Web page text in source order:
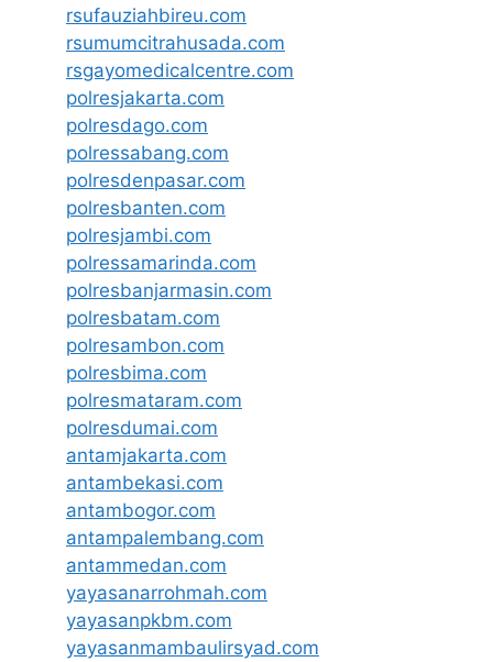
rsufauziahbireu.com
rsumumcitrahusada.com
rsgayomedicalcentre.com
polresjakarta.com
polresdago.com
polressabang.com
polresdenpasar.com
polresbanten.com
polresjambi.com
polressamarinda.com
polresbanjarmasin.com
polresbatam.com
polresambon.com
polresbima.com
polresmataram.com
polresdumai.com
antamjakarta.com
antambekasi.com
antambogor.com
antampalembang.com
antammedan.com
yayasanarrohmah.com
yayasanpkbm.com
yayasanmambaulirsyad.com